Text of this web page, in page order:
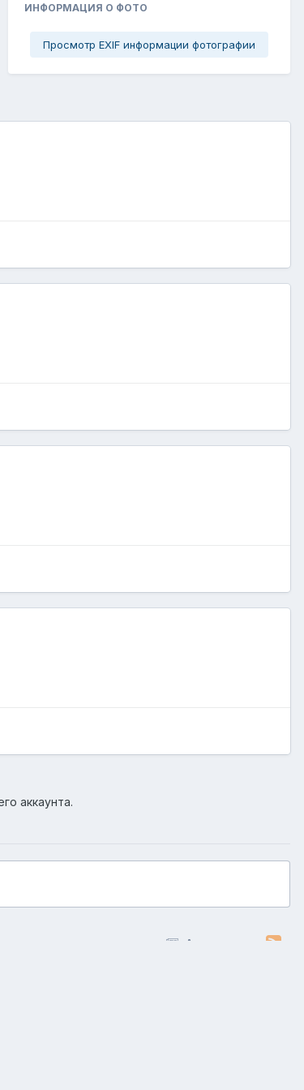
ИНФОРМАЦИЯ О ФОТО
Просмотр EXIF информации фотографии
аккаунта.
Активность